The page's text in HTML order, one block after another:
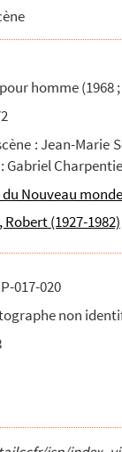
homme (1968
: Jean-Marie
Gabriel
Nouveau
(1927-1982)
017-020
non